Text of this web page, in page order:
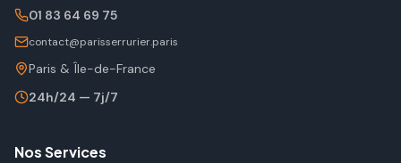
01 83 64 69 75
contact@parisserrurier.paris
Paris & Île-de-France
24h/24 — 7j/7
Nos Services